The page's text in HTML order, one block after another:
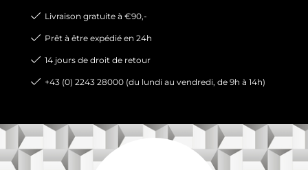
Livraison gratuite à €90,-
Prêt à être expédié en 24h
14 jours de droit de retour
+43 (0) 2243 28000 (du lundi au vendredi, de 9h à 14h)